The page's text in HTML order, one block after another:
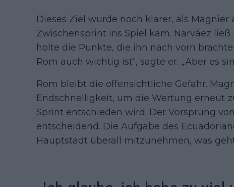
Dieses Ziel wurde noch klarer, als
Zwischensprint ins Spiel kam. Narváez
holte die Punkte, die ihn nach vorn
Rom auch wichtig ist“, sagte er. „Aber es
Rom bleibt die offensichtliche Gefahr.
Endschnelligkeit, um die Wertung erneut
Sprint entschieden wird. Der Vorsprung
entscheidend. Die Aufgabe des
Hauptstadt überall mitzunehmen, was